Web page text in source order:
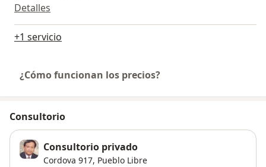
Detalles
+1 servicio
¿Cómo funcionan los precios?
Consultorio
Consultorio privado
Cordova 917, Pueblo Libre